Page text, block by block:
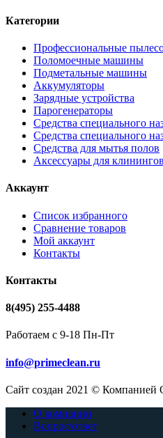
Категории
Профессиональные
Поломоечные машины
Подметальные машины
Аккумуляторы
Зарядные устройства
Парогенераторы
Средства специального
Средства специального
Средства для мытья полов
Аксессуары для
Аккаунт
Список избранного
Сравнение товаров
Мой аккаунт
Контакты
Контакты
8(495) 255-4488
Работаем с 9-18 Пн-Пт
info@primeclean.ru
Сайт создан 2021 ©
О компании
Вопрос/ответ